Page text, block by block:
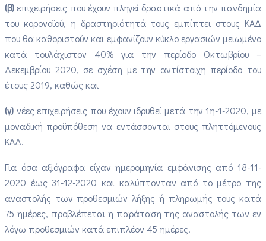
(β) επιχειρήσεις που έχουν πληγεί δραστικά από την πανδημία
του κορονοϊού, η δραστηριότητά τους εμπίπτει στους ΚΑΔ
που θα καθοριστούν και εμφανίζουν κύκλο εργασιών μειωμένο
κατά τουλάχιστον 40% για την περίοδο Οκτωβρίου –
Δεκεμβρίου 2020, σε σχέση με την αντίστοιχη περίοδο του
έτους 2019, καθώς και
(γ) νέες επιχειρήσεις που έχουν ιδρυθεί μετά την 1η-1-2020, με
μοναδική προϋπόθεση να εντάσσονται στους πληττόμενους
ΚΑΔ.
Για όσα αξιόγραφα είχαν ημερομηνία εμφάνισης από 18-11-
2020 έως 31-12-2020 και καλύπτονταν από το μέτρο της
αναστολής των προθεσμιών λήξης ή πληρωμής τους κατά
75 ημέρες, προβλέπεται η παράταση της αναστολής των εν
λόγω προθεσμιών κατά επιπλέον 45 ημέρες.